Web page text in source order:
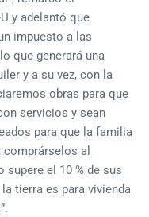
y adelantó que
impuesto a las
que generará una
y a su vez, con la
obras para que
servicios y sean
para que la familia
comprárselos al
supere el 10 % de sus
tierra es para vivienda